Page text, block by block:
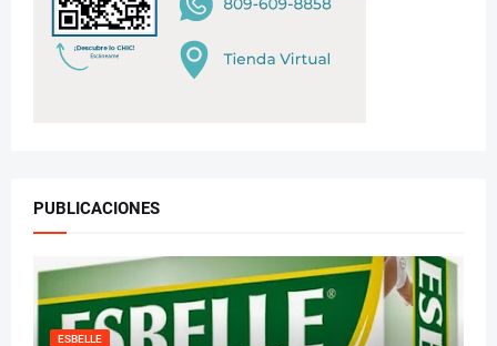
PUBLICACIONES
ESBELLE